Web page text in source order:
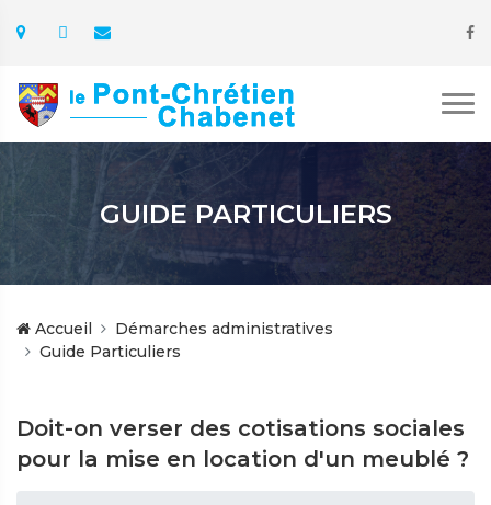
GUIDE PARTICULIERS
Accueil
Démarches administratives
Guide Particuliers
Doit-on verser des cotisations sociales
pour la mise en location d'un meublé ?